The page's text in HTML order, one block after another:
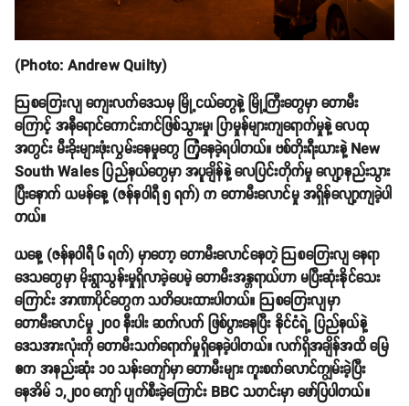
(Photo: Andrew Quilty)
ဩစတြေးလျ ကျေးလက်ဒေသမှ မြို့ငယ်တွေနဲ့ မြို့ကြီးတွေမှာ တောမီး
ကြောင့် အနီရောင်ကောင်းကင်ဖြစ်သွားမှု၊ ပြာမှုန်များကျရောက်မှုနဲ့ လေထု
အတွင်း မီးခိုးများဖုံးလွှမ်းနေမှုတွေ ကြုံနေခဲ့ရပါတယ်။ ဗစ်တိုးရီးယားနဲ့ New
South Wales ပြည်နယ်တွေမှာ အပူချိန်နဲ့ လေပြင်းတိုက်မှု လျော့နည်းသွား
ပြီးနောက် ယမန်နေ့ (ဇန်နဝါရီ ၅ ရက်) က တောမီးလောင်မှု အရှိန်လျော့ကျခဲ့ပါ
တယ်။
ယနေ့ (ဇန်နဝါရီ ၆ ရက်) မှာတော့ တောမီးလောင်နေတဲ့ ဩစတြေးလျ နေရာ
ဒေသတွေမှာ မိုးရွာသွန်းမှုရှိလာခဲ့ပေမဲ့ တောမီးအန္တရာယ်ဟာ မပြီးဆုံးနိုင်သေး
ကြောင်း အာဏာပိုင်တွေက သတိပေးထားပါတယ်။ ဩစတြေးလျမှာ
တောမီးလောင်မှု ၂၀၀ နီးပါး ဆက်လက် ဖြစ်ပွားနေပြီး နိုင်ငံရဲ့ ပြည်နယ်နဲ့
ဒေသအားလုံးကို တောမီးသက်ရောက်မှုရှိနေခဲ့ပါတယ်။ လက်ရှိအချိန်အထိ မြေ
ဧက အနည်းဆုံး ၁၀ သန်းကျော်မှာ တောမီးများ ကူးစက်လောင်ကျွမ်းခဲ့ပြီး
နေအိမ် ၁,၂၀၀ ကျော် ပျက်စီးခဲ့ကြောင်း BBC သတင်းမှာ ဖော်ပြပါတယ်။